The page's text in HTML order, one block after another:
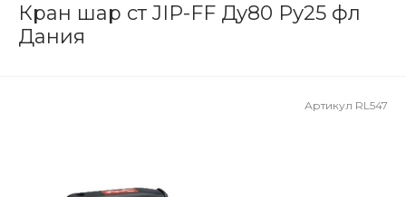
Кран шар ст JIP-FF Ду80 Ру25 фл
Дания
Артикул RL547